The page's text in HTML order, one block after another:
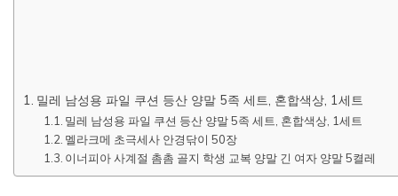
밀레 남성용 파일 쿠션 등산 양말 5족 세트, 혼합색상, 1세트
밀레 남성용 파일 쿠션 등산 양말 5족 세트, 혼합색상, 1세트
멜라크메 초극세사 안경닦이 50장
이너피아 사계절 촘촘 골지 학생 교복 양말 긴 여자 양말 5켤레